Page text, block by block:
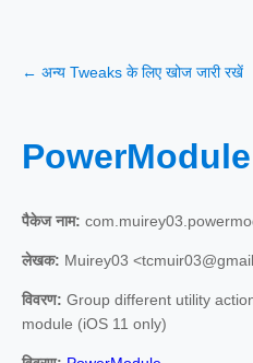
← अन्य Tweaks के लिए खोज जारी रखें
PowerModule
पैकेज नाम:
लेखक: Muirey03
विवरण: Group different utility
module (iOS 11 only)